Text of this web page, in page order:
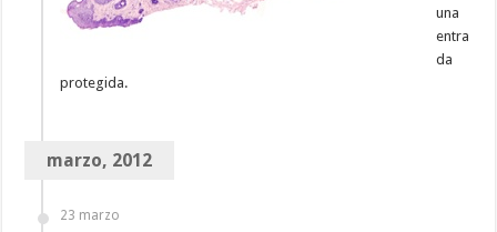
una
entra
da
protegida.
marzo, 2012
23 marzo